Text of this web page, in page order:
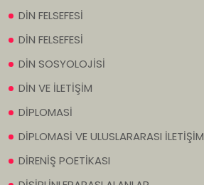
DİN FELSEFESİ
DİN FELSEFESİ
DİN SOSYOLOJİSİ
DİN VE İLETİŞİM
DİPLOMASİ
DİPLOMASİ VE ULUSLARARASI İLETİŞİM
DİRENİŞ POETİKASI